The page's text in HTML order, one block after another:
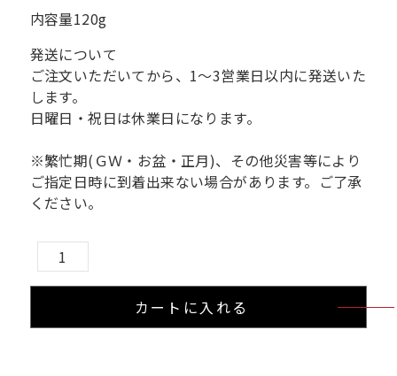
内容量120g
発送について
ご注文いただいてから、1～3営業日以内に発送いた
します。
日曜日・祝日は休業日になります。
※繁忙期(ＧＷ・お盆・正月)、その他災害等により
ご指定日時に到着出来ない場合があります。ご了承
ください。
コ
カートに入れる